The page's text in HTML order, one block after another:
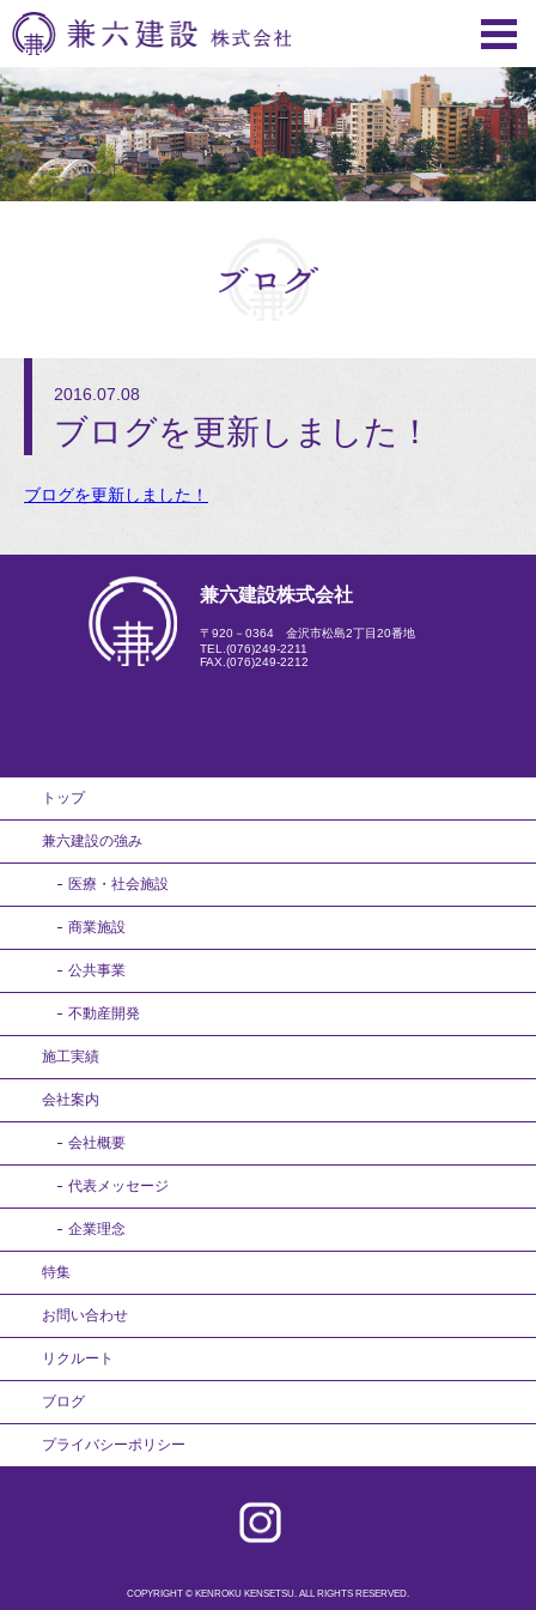
2016.07.08
ブログを更新しました！
ブログを更新しました！
兼六建設株式会社
〒920－0364 金沢市松島2丁目20番地
TEL.(076)249-2211
FAX.(076)249-2212
トップ
兼六建設の強み
医療・社会施設
商業施設
公共事業
不動産開発
施工実績
会社案内
会社概要
代表メッセージ
企業理念
特集
お問い合わせ
リクルート
ブログ
プライバシーポリシー
COPYRIGHT © KENROKU KENSETSU. ALL RIGHTS RESERVED.